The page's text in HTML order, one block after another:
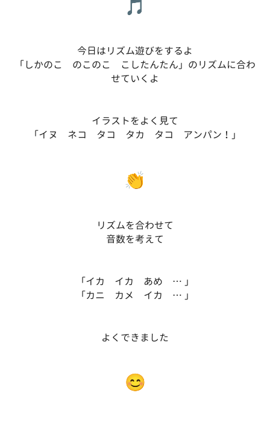
今日はリズム遊びをするよ
「しかのこ のこのこ こしたんたん」のリズムに合わ
せていくよ
イラストをよく見て
「イヌ ネコ タコ タカ タコ アンパン！」
リズムを合わせて
音数を考えて
「イカ イカ あめ … 」
「カニ カメ イカ … 」
よくできました